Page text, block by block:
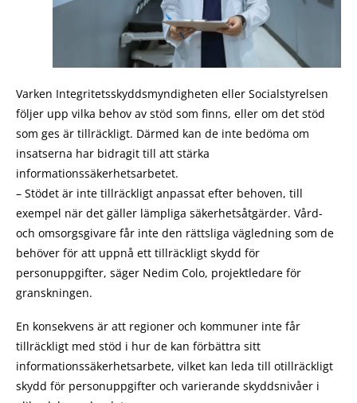
Varken Integritetsskyddsmyndigheten eller Socialstyrelsen
följer upp vilka behov av stöd som finns, eller om det stöd
som ges är tillräckligt. Därmed kan de inte bedöma om
insatserna har bidragit till att stärka
informationssäkerhetsarbetet.
– Stödet är inte tillräckligt anpassat efter behoven, till
exempel när det gäller lämpliga säkerhetsåtgärder. Vård-
och omsorgsgivare får inte den rättsliga vägledning som de
behöver för att uppnå ett tillräckligt skydd för
personuppgifter, säger Nedim Colo, projektledare för
granskningen.
En konsekvens är att regioner och kommuner inte får
tillräckligt med stöd i hur de kan förbättra sitt
informationssäkerhetsarbete, vilket kan leda till otillräckligt
skydd för personuppgifter och varierande skyddsnivåer i